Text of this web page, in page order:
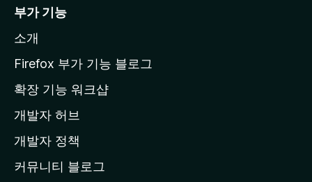
l
a
페
이
지
이
부가 기능
소개
Firefox 부가 기능 블로그
확장 기능 워크샵
개발자 허브
개발자 정책
커뮤니티 블로그